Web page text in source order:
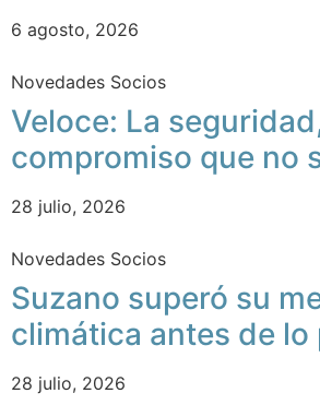
6 agosto, 2026
Novedades Socios
Veloce: La
compromiso que no
28 julio, 2026
Novedades Socios
Suzano superó su
climática antes de lo
28 julio, 2026